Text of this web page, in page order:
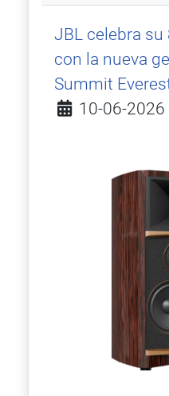
JBL celebra su
con la nueva
Summit
Detalles
10-06-2026